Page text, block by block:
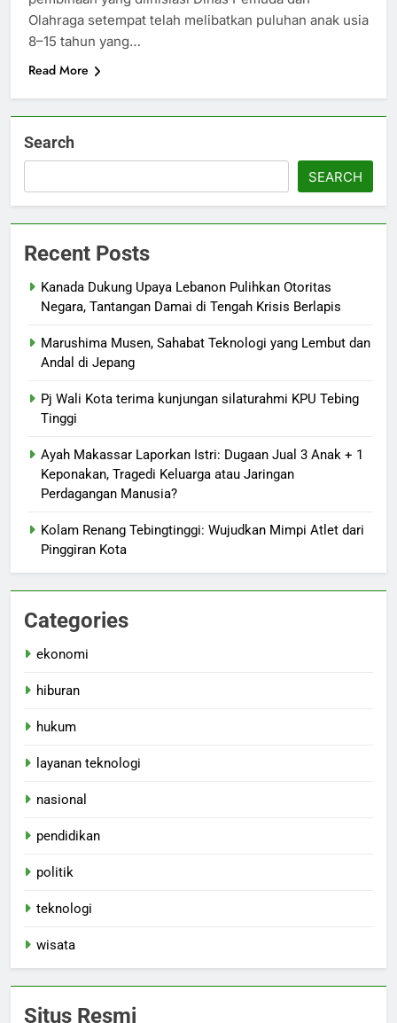
Olahraga setempat telah melibatkan puluhan anak usia
8–15 tahun yang…
Read More
Search
SEARCH
Recent Posts
Kanada Dukung Upaya Lebanon Pulihkan Otoritas
Negara, Tantangan Damai di Tengah Krisis Berlapis
Marushima Musen, Sahabat Teknologi yang Lembut dan
Andal di Jepang
Pj Wali Kota terima kunjungan silaturahmi KPU Tebing
Tinggi
Ayah Makassar Laporkan Istri: Dugaan Jual 3 Anak + 1
Keponakan, Tragedi Keluarga atau Jaringan
Perdagangan Manusia?
Kolam Renang Tebingtinggi: Wujudkan Mimpi Atlet dari
Pinggiran Kota
Categories
ekonomi
hiburan
hukum
layanan teknologi
nasional
pendidikan
politik
teknologi
wisata
Situs Resmi